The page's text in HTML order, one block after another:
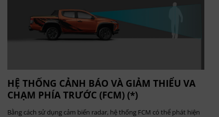
HỆ THỐNG CẢNH BÁO VÀ GIẢM THIỂU VA
CHẠM PHÍA TRƯỚC (FCM) (*)
Bằng cách sử dụng cảm biến radar, hệ thống FCM có thể phát hiện